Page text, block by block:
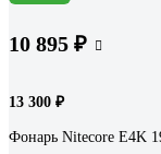
10 895 ₽
13 300 ₽
Фонарь Nitecore E4K